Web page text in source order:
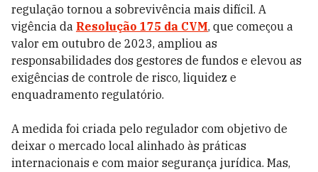
regulação tornou a sobrevivência mais difícil. A
vigência da Resolução 175 da CVM, que começou a
valor em outubro de 2023, ampliou as
responsabilidades dos gestores de fundos e elevou as
exigências de controle de risco, liquidez e
enquadramento regulatório.
A medida foi criada pelo regulador com objetivo de
deixar o mercado local alinhado às práticas
internacionais e com maior segurança jurídica. Mas,